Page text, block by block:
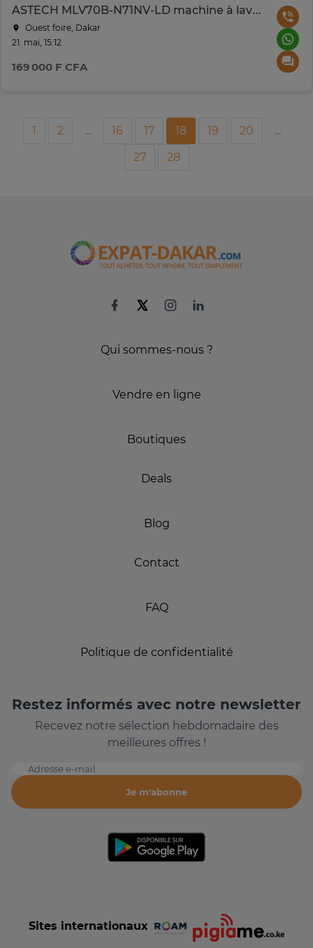
ASTECH MLV70B-N71NV-LD machine à laver 7kg vapeur
Ouest foire, Dakar
21. mai, 15:12
169 000 F CFA
1 2 ... 16 17 18 19 20
...
27
28
Qui sommes-nous ?
Vendre en ligne
Boutiques
Deals
Blog
Contact
FAQ
Politique de confidentialité
Restez informés avec notre newsletter
Recevez notre sélection hebdomadaire des
meilleures offres !
Adresse e-mail
Je m'abonne
Sites internationaux